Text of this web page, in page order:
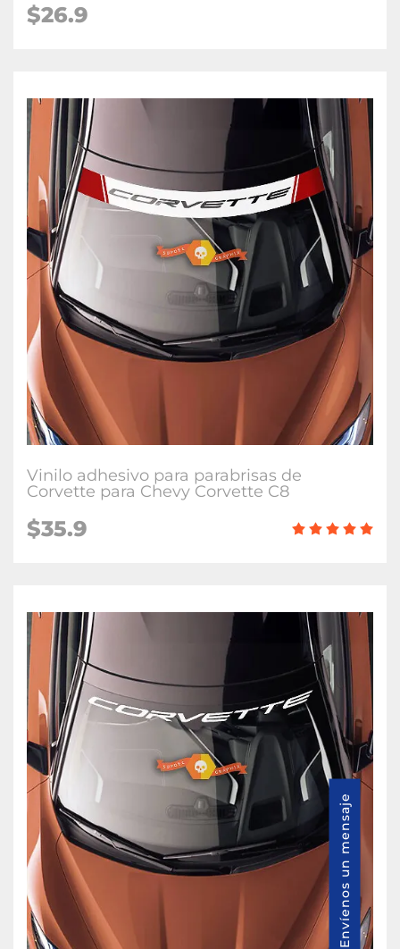
$26.9
Vinilo adhesivo para parabrisas de
Corvette para Chevy Corvette C8
$35.9
Envíenos un mensaje